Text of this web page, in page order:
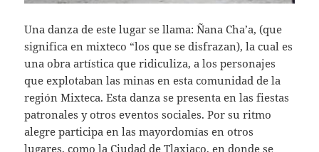
Una danza de este lugar se llama: Ñana Cha’a, (que
significa en mixteco “los que se disfrazan), la cual es
una obra artística que ridiculiza, a los personajes
que explotaban las minas en esta comunidad de la
región Mixteca. Esta danza se presenta en las fiestas
patronales y otros eventos sociales. Por su ritmo
alegre participa en las mayordomías en otros
lugares, como la Ciudad de Tlaxiaco, en donde se